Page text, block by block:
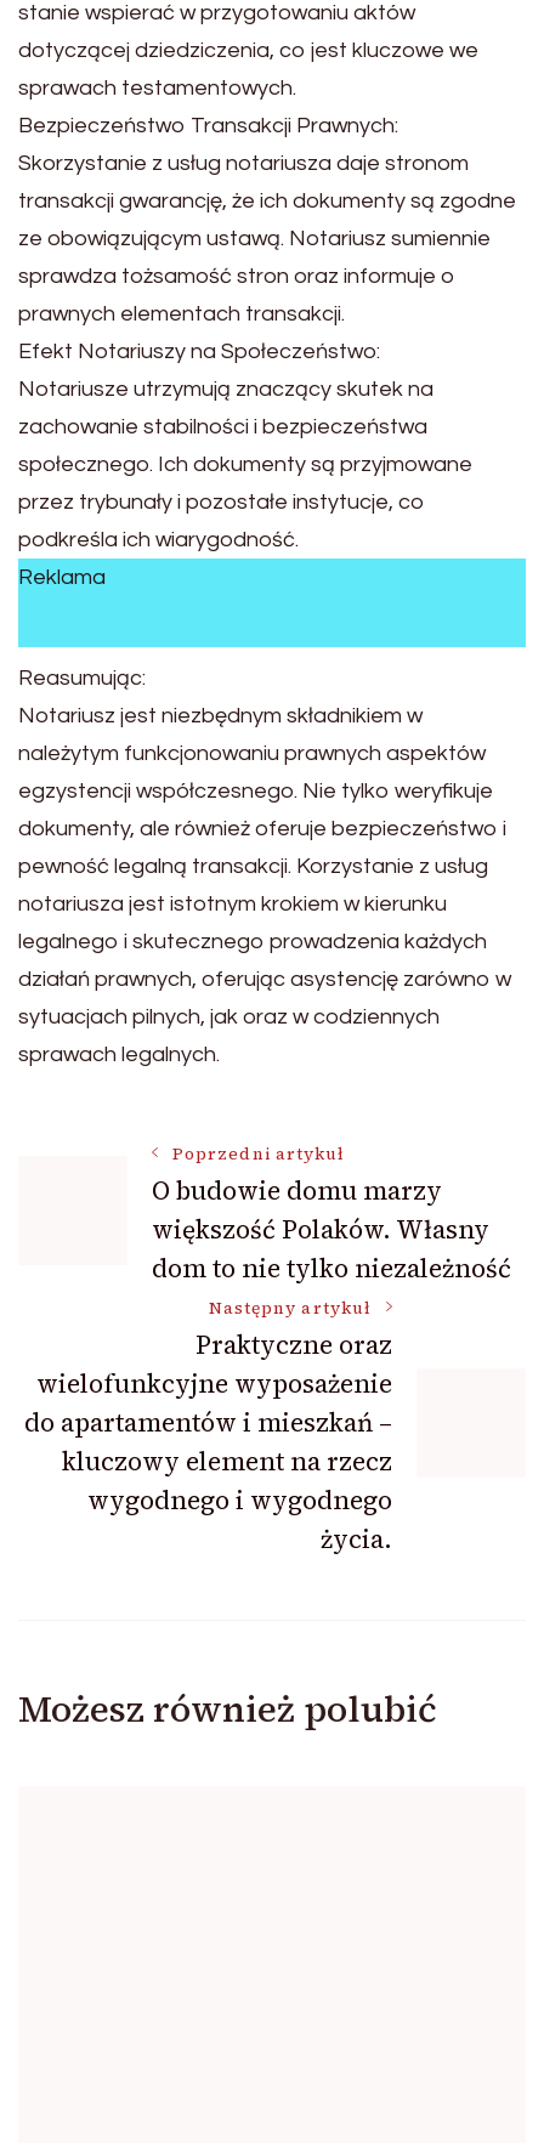
stanie wspierać w przygotowaniu aktów
dotyczącej dziedziczenia, co jest kluczowe we
sprawach testamentowych.
Bezpieczeństwo Transakcji Prawnych:
Skorzystanie z usług notariusza daje stronom
transakcji gwarancję, że ich dokumenty są zgodne
ze obowiązującym ustawą. Notariusz sumiennie
sprawdza tożsamość stron oraz informuje o
prawnych elementach transakcji.
Efekt Notariuszy na Społeczeństwo:
Notariusze utrzymują znaczący skutek na
zachowanie stabilności i bezpieczeństwa
społecznego. Ich dokumenty są przyjmowane
przez trybunały i pozostałe instytucje, co
podkreśla ich wiarygodność.
Reklama
Reasumując:
Notariusz jest niezbędnym składnikiem w
należytym funkcjonowaniu prawnych aspektów
egzystencji współczesnego. Nie tylko weryfikuje
dokumenty, ale również oferuje bezpieczeństwo i
pewność legalną transakcji. Korzystanie z usług
notariusza jest istotnym krokiem w kierunku
legalnego i skutecznego prowadzenia każdych
działań prawnych, oferując asystencję zarówno w
sytuacjach pilnych, jak oraz w codziennych
sprawach legalnych.
Nawigacja
wpisu
Poprzedni artykuł
O budowie domu marzy
większość Polaków. Własny
dom to nie tylko niezależność
Następny artykuł
Praktyczne oraz
wielofunkcyjne wyposażenie
do apartamentów i mieszkań –
kluczowy element na rzecz
wygodnego i wygodnego
życia.
Możesz również polubić